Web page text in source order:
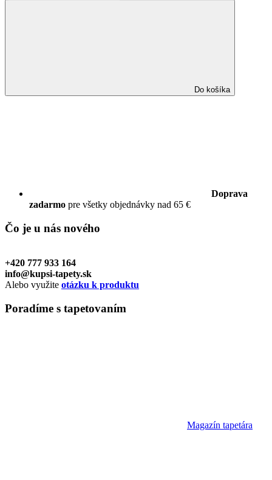
Do košíka
Doprava
zadarmo pre všetky objednávky nad 65 €
Čo je u nás nového
+420 777 933 164
info@kupsi-tapety.sk
Alebo využite otázku k produktu
Poradíme s tapetovaním
Magazín tapetára